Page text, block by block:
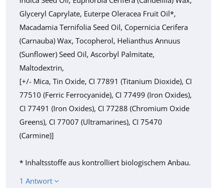
Glyceryl Caprylate, Euterpe Oleracea Fruit Oil*,
Macadamia Ternifolia Seed Oil, Copernicia Cerifera
(Carnauba) Wax, Tocopherol, Helianthus Annuus
(Sunflower) Seed Oil, Ascorbyl Palmitate,
Maltodextrin,
[+/- Mica, Tin Oxide, CI 77891 (Titanium Dioxide), CI
77510 (Ferric Ferrocyanide), CI 77499 (Iron Oxides),
CI 77491 (Iron Oxides), CI 77288 (Chromium Oxide
Greens), CI 77007 (Ultramarines), CI 75470
(Carmine)]
* Inhaltsstoffe aus kontrolliert biologischem Anbau.
1 Antwort